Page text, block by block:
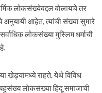
लोकसंख्येबद्दल बोलायचे तर
अनुयायी आहेत, त्यांची संख्या सुमारे
लोकसंख्या मुस्लिम धर्माची
खेड्यांमध्ये राहते. येथे विविध
बहुसंख्य लोकसंख्या हिंदू समाजाची